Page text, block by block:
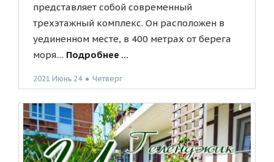
представляет собой современный
трехэтажный комплекс. Он расположен в
уединенном месте, в 400 метрах от берега
моря.... Подробнее ...
2021 Июнь 24 ● Четверг